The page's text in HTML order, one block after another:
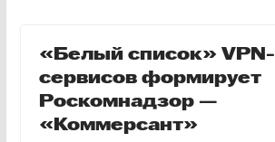
«Белый список» VPN-
сервисов формирует
Роскомнадзор —
«Коммерсант»